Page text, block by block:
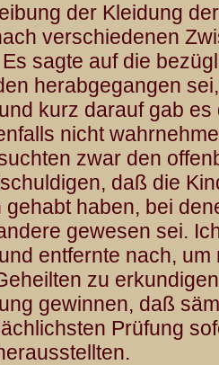
der Kleidung
verschiedenen
sagte auf die
herabgegangen
kurz darauf gab
nicht
zwar den
daß die
haben, bei
gewesen sei.
entfernte nach,
zu
gewinnen, daß
Prüfung